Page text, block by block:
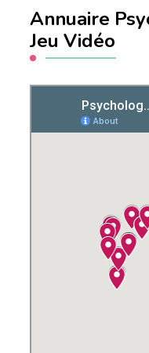
Annuaire
Jeu Vidéo